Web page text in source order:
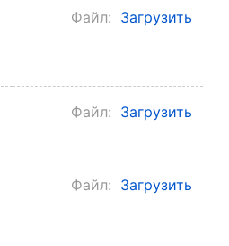
Файл: Загрузить
Файл: Загрузить
Файл: Загрузить